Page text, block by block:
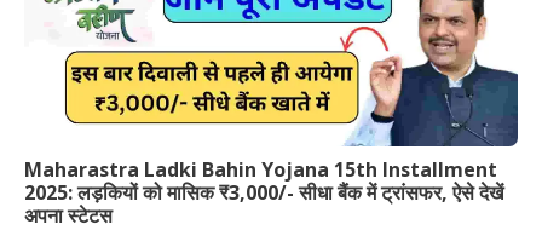
Maharastra Ladki Bahin Yojana 15th Installment
2025: लड़कियों को मासिक ₹3,000/- सीधा बैंक में ट्रांसफर, ऐसे देखें
अपना स्टेटस